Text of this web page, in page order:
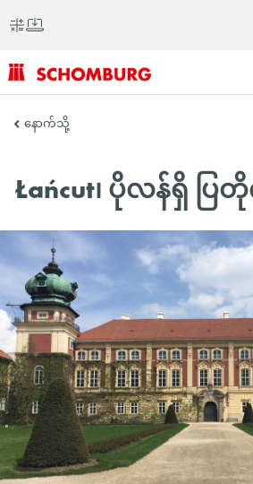
SCHOMBURG
ရှ
တိုက်
နောက်သို့
Łańcut၊ ပိုလန်ရှိ ပ